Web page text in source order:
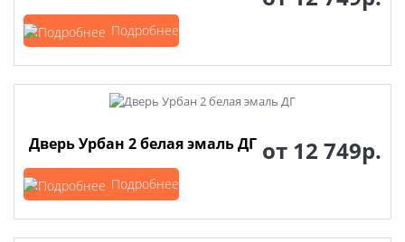
Подробнее
Дверь Урбан 2 белая эмаль ДГ от 12 749р.
Подробнее